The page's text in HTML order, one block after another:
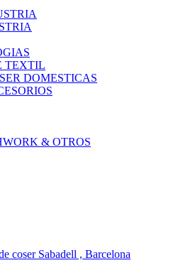
TEXTIL
DOMESTICAS
& OTROS
coser Sabadell , Barcelona